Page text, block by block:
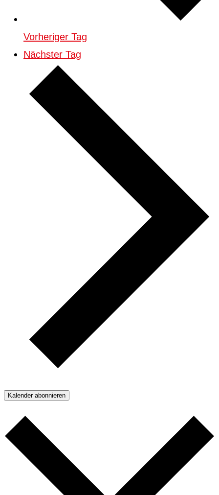
Vorheriger Tag
Nächster Tag
Kalender abonnieren